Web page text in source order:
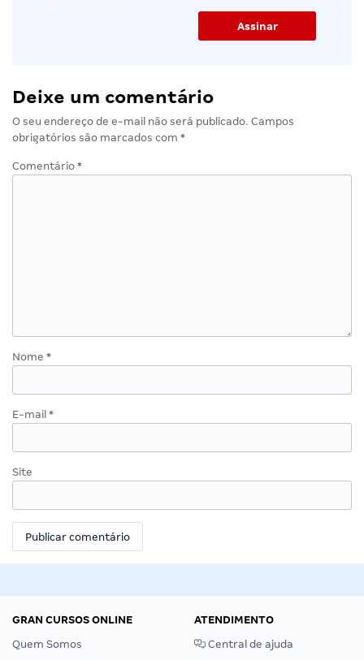
Deixe um comentário
O seu endereço de e-mail não será publicado. Campos
obrigatórios são marcados com *
Comentário *
Nome *
E-mail *
Site
GRAN CURSOS ONLINE
Quem Somos
ATENDIMENTO
Central de ajuda